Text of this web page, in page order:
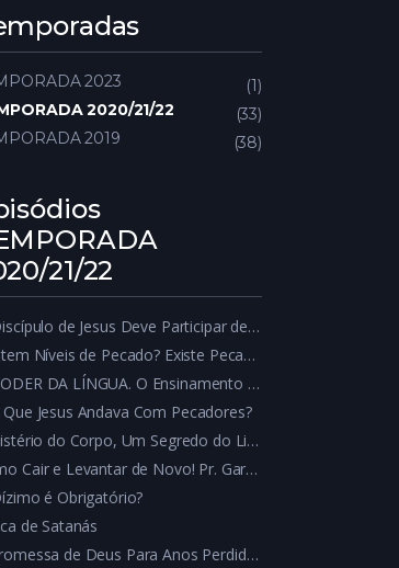
2023
1
2020/21/22
33
2019
38
21/22
O Discípulo de Jesus Deve Participar de Política?
Existem Níveis de Pecado? Existe Pecadinho e Pecadão?
O PODER DA LÍNGUA. O Ensinamento Que Tem Sacudido a Nação!
Jesus Andava Com Pecadores?
Ministério do Corpo, Um Segredo do Livro de Atos Que Mudará Sua Vida
Como Cair e Levantar de Novo! Pr. Gary Haynes Explica um Fascinante Segredo Bíblico
é Obrigatório?
de Satanás
A Promessa de Deus Para Anos Perdidos